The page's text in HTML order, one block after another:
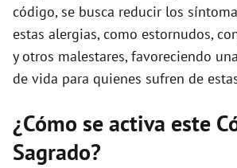
código, se busca reducir los
estas alergias, como estornudos,
y otros malestares, favoreciendo
de vida para quienes sufren de
¿Cómo se activa este
Sagrado?